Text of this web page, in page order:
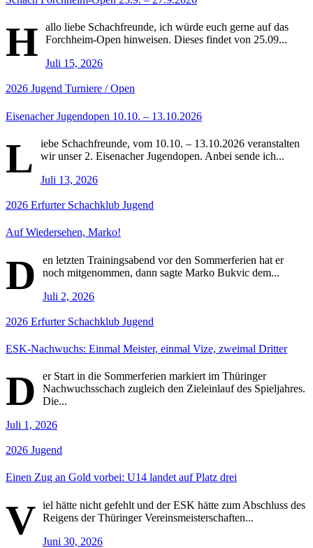
H
allo liebe Schachfreunde, ich würde euch gerne auf das
Forchheim-Open hinweisen. Dieses findet von 25.09...
Juli 15, 2026
2026 Jugend Turniere / Open
Eisenacher Jugendopen 10.10. – 13.10.2026
L
iebe Schachfreunde, vom 10.10. – 13.10.2026 veranstalten
wir unser 2. Eisenacher Jugendopen. Anbei sende ich...
Juli 13, 2026
2026 Erfurter Schachklub Jugend
Auf Wiedersehen, Marko!
D
en letzten Trainingsabend vor den Sommerferien hat er
noch mitgenommen, dann sagte Marko Bukvic dem...
Juli 2, 2026
2026 Erfurter Schachklub Jugend
ESK-Nachwuchs: Einmal Meister, einmal Vize, zweimal Dritter
D
er Start in die Sommerferien markiert im Thüringer
Nachwuchsschach zugleich den Zieleinlauf des Spieljahres.
Die...
Juli 1, 2026
2026 Jugend
Einen Zug an Gold vorbei: U14 landet auf Platz drei
V iel hätte nicht gefehlt und der ESK hätte zum Abschluss des
Reigens der Thüringer Vereinsmeisterschaften...
Juni 30, 2026